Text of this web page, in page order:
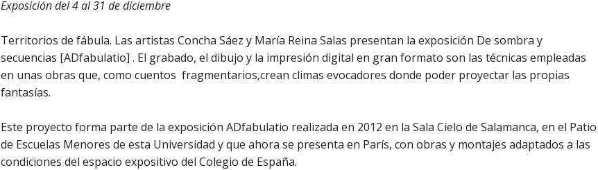
Exposición del 4 al 31 de diciembre
Territorios de fábula. Las artistas Concha Sáez y María Reina Salas presentan la exposición De sombra y
secuencias [ADfabulatio] . El grabado, el dibujo y la impresión digital en gran formato son las técnicas empleadas
en unas obras que, como cuentos fragmentarios,crean climas evocadores donde poder proyectar las propias
fantasías.
Este proyecto forma parte de la exposición ADfabulatio realizada en 2012 en la Sala Cielo de Salamanca, en el Patio
de Escuelas Menores de esta Universidad y que ahora se presenta en París, con obras y montajes adaptados a las
condiciones del espacio expositivo del Colegio de España.